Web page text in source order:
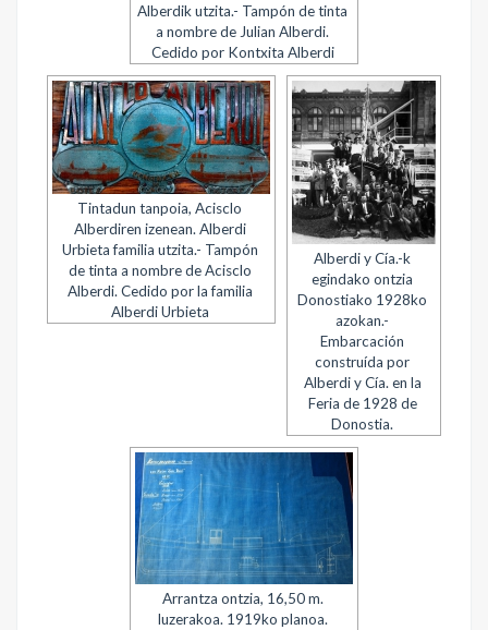
Alberdik utzita.- Tampón de tinta
a nombre de Julian Alberdi.
Cedido por Kontxita Alberdi
Tintadun tanpoia, Acisclo
Alberdiren izenean. Alberdi
Urbieta familia utzita.- Tampón
de tinta a nombre de Acisclo
Alberdi. Cedido por la familia
Alberdi Urbieta
Alberdi y Cía.-k
egindako ontzia
Donostiako 1928ko
azokan.-
Embarcación
construída por
Alberdi y Cía. en la
Feria de 1928 de
Donostia.
Arrantza ontzia, 16,50 m.
luzerakoa. 1919ko planoa.